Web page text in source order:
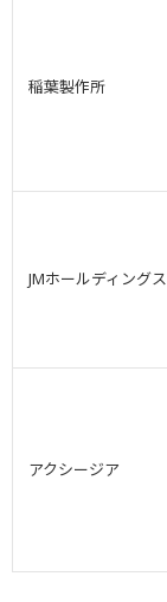
稲葉製作所
JMホールディングス
アクシージア